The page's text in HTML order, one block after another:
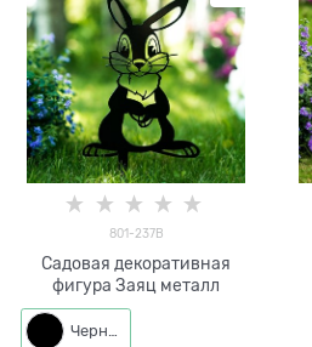
801-237B
Садовая декоративная
фигура Заяц металл
Черный